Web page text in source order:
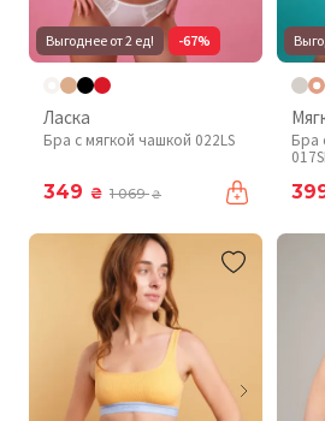
Выгоднее от 2 ед! -67%
Ласка
Бра с мягкой чашкой 022LS
349 ₴ 1 069₴
Бра